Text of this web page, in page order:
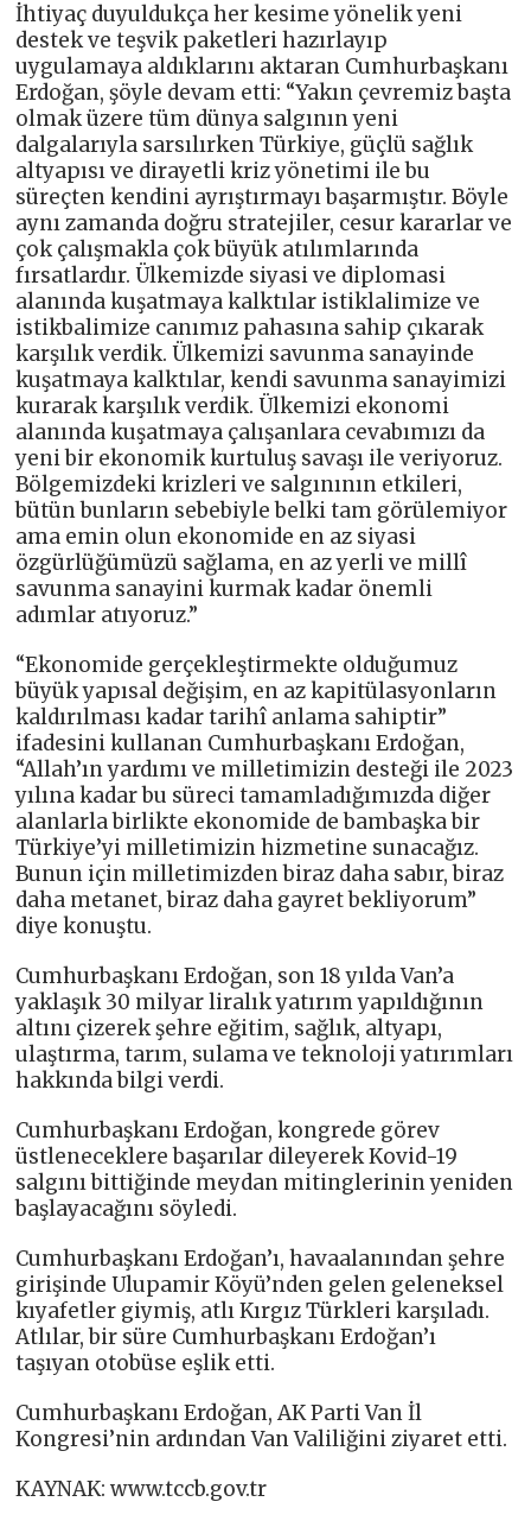
İhtiyaç duyuldukça her kesime yönelik yeni
destek ve teşvik paketleri hazırlayıp
uygulamaya aldıklarını aktaran Cumhurbaşkanı
Erdoğan, şöyle devam etti: “Yakın çevremiz başta
olmak üzere tüm dünya salgının yeni
dalgalarıyla sarsılırken Türkiye, güçlü sağlık
altyapısı ve dirayetli kriz yönetimi ile bu
süreçten kendini ayrıştırmayı başarmıştır. Böyle
aynı zamanda doğru stratejiler, cesur kararlar ve
çok çalışmakla çok büyük atılımlarında
fırsatlardır. Ülkemizde siyasi ve diplomasi
alanında kuşatmaya kalktılar istiklalimize ve
istikbalimize canımız pahasına sahip çıkarak
karşılık verdik. Ülkemizi savunma sanayinde
kuşatmaya kalktılar, kendi savunma sanayimizi
kurarak karşılık verdik. Ülkemizi ekonomi
alanında kuşatmaya çalışanlara cevabımızı da
yeni bir ekonomik kurtuluş savaşı ile veriyoruz.
Bölgemizdeki krizleri ve salgınının etkileri,
bütün bunların sebebiyle belki tam görülemiyor
ama emin olun ekonomide en az siyasi
özgürlüğümüzü sağlama, en az yerli ve millî
savunma sanayini kurmak kadar önemli
adımlar atıyoruz.”
“Ekonomide gerçekleştirmekte olduğumuz
büyük yapısal değişim, en az kapitülasyonların
kaldırılması kadar tarihî anlama sahiptir”
ifadesini kullanan Cumhurbaşkanı Erdoğan,
“Allah’ın yardımı ve milletimizin desteği ile 2023
yılına kadar bu süreci tamamladığımızda diğer
alanlarla birlikte ekonomide de bambaşka bir
Türkiye’yi milletimizin hizmetine sunacağız.
Bunun için milletimizden biraz daha sabır, biraz
daha metanet, biraz daha gayret bekliyorum”
diye konuştu.
Cumhurbaşkanı Erdoğan, son 18 yılda Van’a
yaklaşık 30 milyar liralık yatırım yapıldığının
altını çizerek şehre eğitim, sağlık, altyapı,
ulaştırma, tarım, sulama ve teknoloji yatırımları
hakkında bilgi verdi.
Cumhurbaşkanı Erdoğan, kongrede görev
üstleneceklere başarılar dileyerek Kovid-19
salgını bittiğinde meydan mitinglerinin yeniden
başlayacağını söyledi.
Cumhurbaşkanı Erdoğan’ı, havaalanından şehre
girişinde Ulupamir Köyü’nden gelen geleneksel
kıyafetler giymiş, atlı Kırgız Türkleri karşıladı.
Atlılar, bir süre Cumhurbaşkanı Erdoğan’ı
taşıyan otobüse eşlik etti.
Cumhurbaşkanı Erdoğan, AK Parti Van İl
Kongresi’nin ardından Van Valiliğini ziyaret etti.
KAYNAK: www.tccb.gov.tr